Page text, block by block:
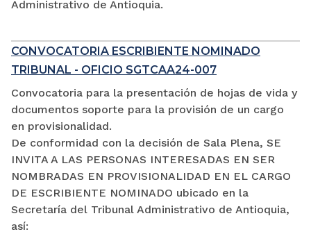
Administrativo de Antioquia.
CONVOCATORIA ESCRIBIENTE NOMINADO
TRIBUNAL - OFICIO SGTCAA24-007
Convocatoria para la presentación de hojas de vida y
documentos soporte para la provisión de un cargo
en provisionalidad.
De conformidad con la decisión de Sala Plena, SE
INVITA A LAS PERSONAS INTERESADAS EN SER
NOMBRADAS EN PROVISIONALIDAD EN EL CARGO
DE ESCRIBIENTE NOMINADO ubicado en la
Secretaría del Tribunal Administrativo de Antioquia,
así: